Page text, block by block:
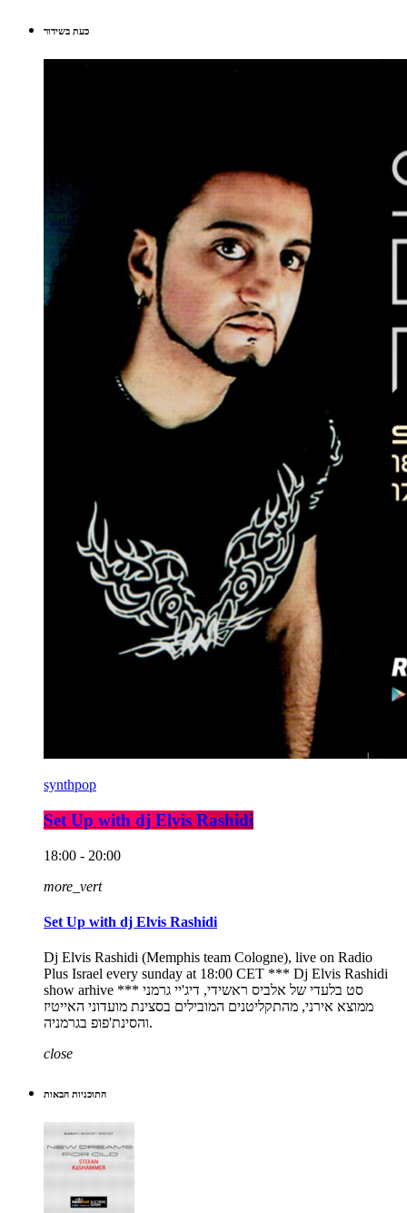
כעת בשידור
synthpop
Set Up with dj Elvis Rashidi
18:00 - 20:00
more_vert
Set Up with dj Elvis Rashidi
Dj Elvis Rashidi (Memphis team Cologne), live on Radio
Plus Israel every sunday at 18:00 CET *** Dj Elvis Rashidi
show arhive *** סט בלעדי של אלביס ראשידי, דיג'יי גרמני
ממוצא אירני, מהתקליטנים המובילים בסצינת מועדוני האייטיז
והסינת'פופ בגרמניה.
close
התוכניות הבאות